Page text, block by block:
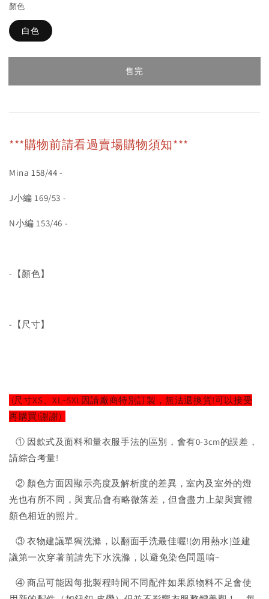
顏色
白色
售完
***購物前請看過賣場購物須知***
Mina 158/44 -
J小編 169/53 -
N小編 153/46 -
-【顏色】
-【尺寸】
(尺寸XS、XL~5XL因請廠商特別訂製，無法退換貨!可以接受
再購買!謝謝)
① 因款式及面料和量衣服手法的區別，會有0-3cm的誤差，
請綜合考量!
② 顏色方面因顯示亮度及解析度的差異，室內及室外的燈
光也有所不同，與實品會有略微落差，但會盡力上架與實體
顏色相近的照片。
③ 衣物建議單獨洗滌，以翻面手洗最佳喔!(勿用熱水)並建
議第一次穿著前請先下水洗滌，以避免染色問題唷~
④ 商品可能因每批製程時間不同配件如果原物料不足會使